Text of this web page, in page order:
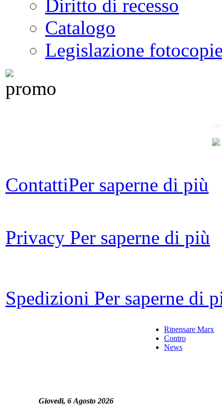
Diritto di recesso
Catalogo
Legislazione
ContattiPer saperne di più
Privacy Per saperne di più
Spedizioni Per saperne di
Giovedi, 6 Agosto 2026
Ripensare Marx
Contro
News